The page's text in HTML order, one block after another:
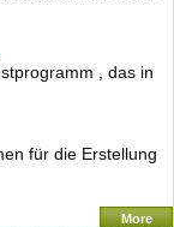
, das in
für die Erstellung
More